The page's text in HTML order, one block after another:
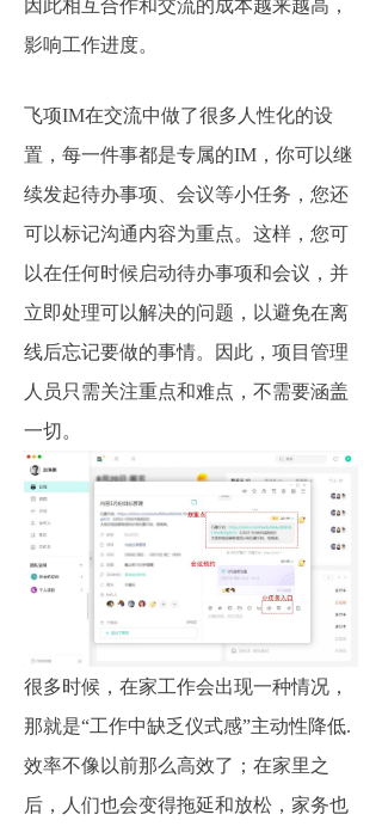
因此相互合作和交流的成本越来越高，
影响工作进度。
飞项IM在交流中做了很多人性化的设
置，每一件事都是专属的IM，你可以继
续发起待办事项、会议等小任务，您还
可以标记沟通内容为重点。这样，您可
以在任何时候启动待办事项和会议，并
立即处理可以解决的问题，以避免在离
线后忘记要做的事情。因此，项目管理
人员只需关注重点和难点，不需要涵盖
一切。
很多时候，在家工作会出现一种情况，
那就是“工作中缺乏仪式感”主动性降低.
效率不像以前那么高效了；在家里之
后，人们也会变得拖延和放松，家务也